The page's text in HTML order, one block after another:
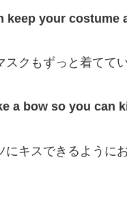
keep your costume
スクもずっと着てて
a bow so you can
にキスできるように